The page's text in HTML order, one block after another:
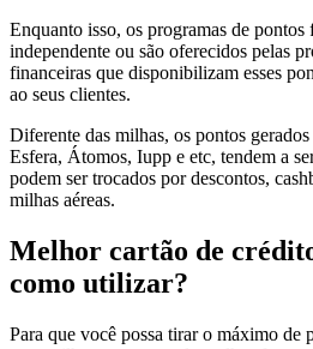
Enquanto isso, os programas de
independente ou são oferecidos pelas
financeiras que disponibilizam esses
ao seus clientes.
Diferente das milhas, os pontos
Esfera, Átomos, Iupp e etc, tendem a
podem ser trocados por descontos,
milhas aéreas.
Melhor cartão de
como utilizar?
Para que você possa tirar o máximo de